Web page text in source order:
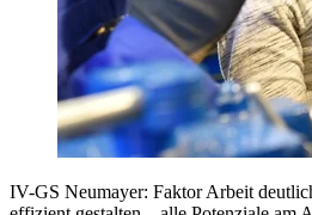
IV-GS Neumayer: Faktor Arbeit